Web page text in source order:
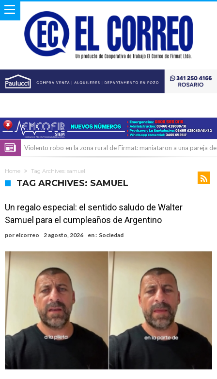
Violento robo en la zona rural de Firmat: maniataron a una pareja de
Vilela
Firmat: “Codo a codo” lanza una campaña de recolección de
confirmada y planteles renovados
Güemes y Mariano Vera
Cañada del Ucle se prepara para la 5ª edición de la Expo Dose
Distinguieron a Ramiro Maldonado, el campeón juvenil de malambo
de Los Quirquinchos
Home Tag Archives: samuel
TAG ARCHIVES: SAMUEL
Un regalo especial: el sentido saludo de Walter
Samuel para el cumpleaños de Argentino
por elcorreo 2 agosto, 2026 en : Sociedad